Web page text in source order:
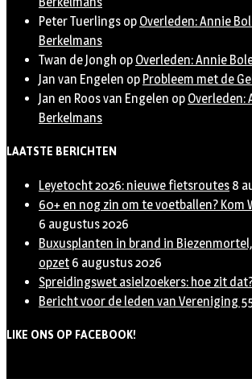
Peter Tuerlings op Overleden: Annie
Berkelmans
Twan de Jongh op Overleden: Annie
Jan van Engelen op Probleem met de
Jan en Roos van Engelen op Overleden:
Berkelmans
LAATSTE BERICHTEN
Leyetocht 2026: nieuwe fietsroutes 8
60+ en nog zin om te voetballen? Kom
6 augustus 2026
Buxusplanten in brand in
opzet 6 augustus 2026
Spreidingswet asielzoekers: hoe zit
Bericht voor de leden van Vereniging
LIKE ONS OP FACEBOOK!